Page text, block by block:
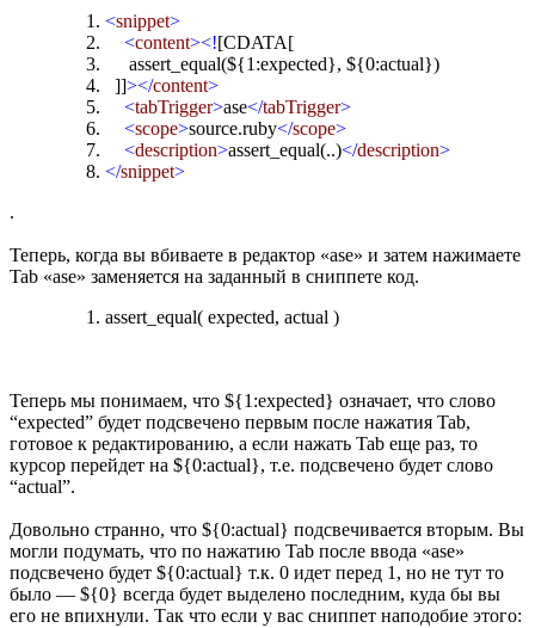
<snippet>
<content><![CDATA[
assert_equal(${1:expected}, ${0:actual})
]]></content>
<tabTrigger>ase</tabTrigger>
<scope>source.ruby</scope>
<description>assert_equal(..)</description>
</snippet>
.
Теперь, когда вы вбиваете в редактор «ase» и затем нажимаете
Tab «ase» заменяется на заданный в сниппете код.
assert_equal( expected, actual )
Теперь мы понимаем, что ${1:expected} означает, что слово
“expected” будет подсвечено первым после нажатия Tab,
готовое к редактированию, а если нажать Tab еще раз, то
курсор перейдет на ${0:actual}, т.е. подсвечено будет слово
“actual”.
Довольно странно, что ${0:actual} подсвечивается вторым. Вы
могли подумать, что по нажатию Tab после ввода «ase»
подсвечено будет ${0:actual} т.к. 0 идет перед 1, но не тут то
было — ${0} всегда будет выделено последним, куда бы вы
его не впихнули. Так что если у вас сниппет наподобие этого: